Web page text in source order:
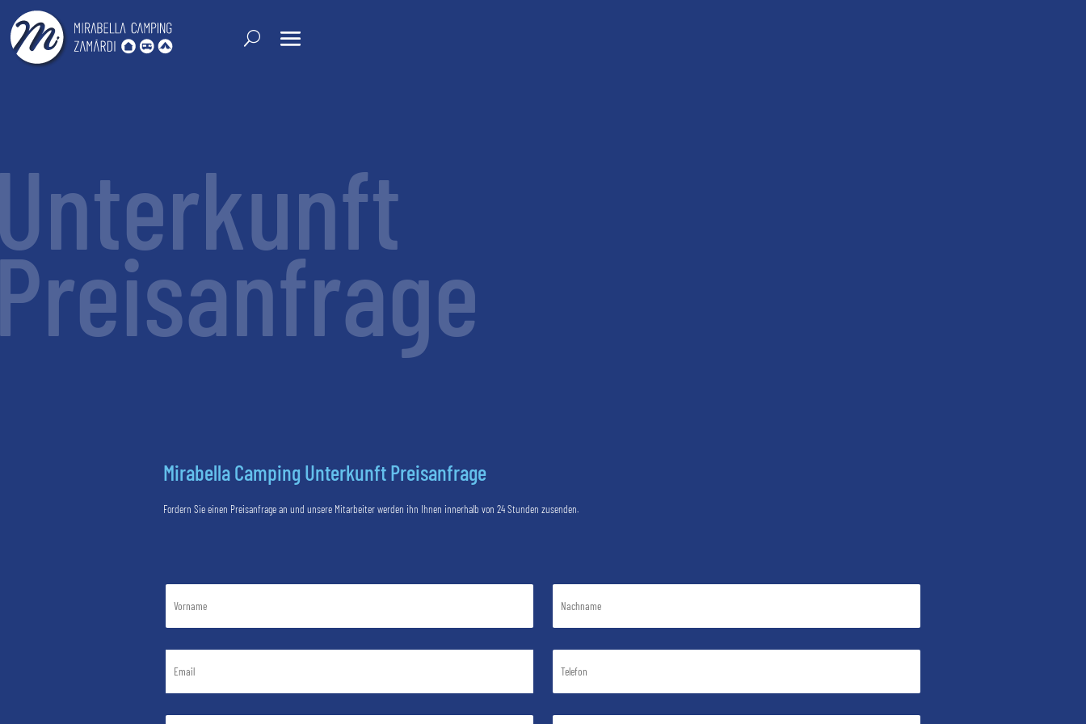
Mirabella Camping Unterkunft Preisanfrage
Fordern Sie einen Preisanfrage an und unsere Mitarbeiter werden ihn Ihnen innerhalb von 24 Stunden zusenden.